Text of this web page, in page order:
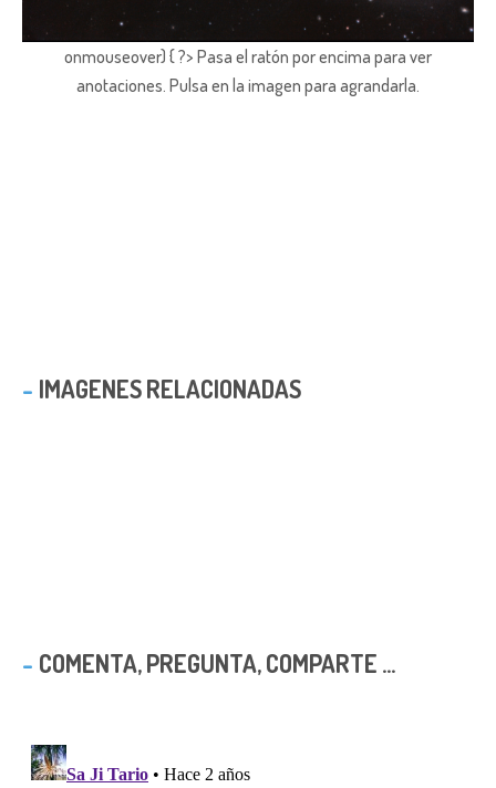
onmouseover) { ?> Pasa el ratón por encima para ver
anotaciones. Pulsa en la imagen para agrandarla.
IMAGENES RELACIONADAS
COMENTA, PREGUNTA, COMPARTE ...